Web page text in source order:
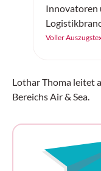
Innovatoren
Germany
die Branche
resiliente
nachhaltige
Voller
Lothar Thoma leitet
Bereichs Air & Sea.